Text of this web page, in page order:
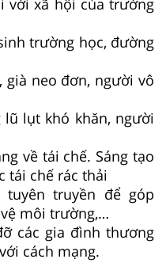
với xã hội của trường
trường học, đường
già neo đơn, người vô
lụt khó khăn, người
về tái chế. Sáng tạo
tái chế rác thải
tuyên truyền để góp
môi trường,…
các gia đình thương
cách mạng.